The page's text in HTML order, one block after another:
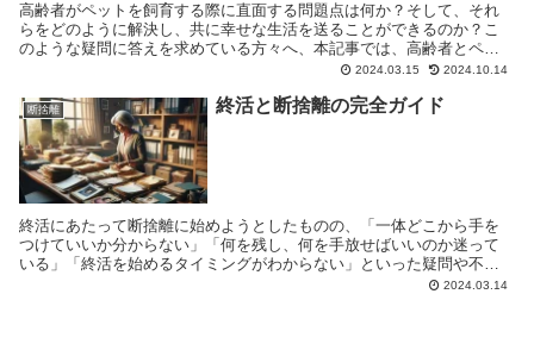
高齢者がペットを飼育する際に直面する問題点は何か？そして、それ
らをどのように解決し、共に幸せな生活を送ることができるのか？こ
のような疑問に答えを求めている方々へ、本記事では、高齢者とペッ
トが共生するための具体的な方法と情報を提供します。
2024.03.15 2024.10.14
断捨離 終活と断捨離の完全ガイド
終活にあたって断捨離に始めようとしたものの、「一体どこから手を
つけていいか分からない」「何を残し、何を手放せばいいのか迷って
いる」「終活を始めるタイミングがわからない」といった疑問や不安
を抱えてはいませんか？ これらの悩みを解決し、より充実した生活へ
2024.03.14